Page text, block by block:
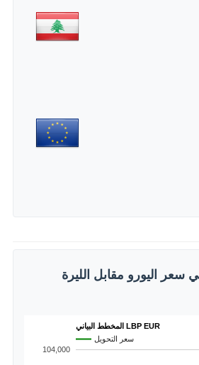
سعر اليورو مقابل الليرة
المخطط البياني LBP EUR
سعر التحويل
104,000